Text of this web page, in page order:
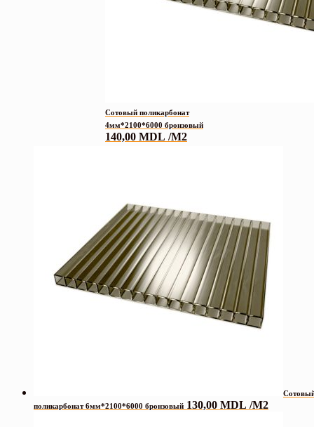
Сотовый поликарбонат
4мм*2100*6000 бронзовый
140,00 MDL /М2
поликарбонат 6мм*2100*6000 бронзовый 130,00 MDL /М2